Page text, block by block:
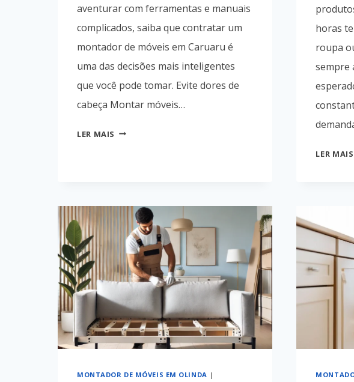
aventurar com ferramentas e manuais
complicados, saiba que contratar um
montador de móveis em Caruaru é
uma das decisões mais inteligentes
que você pode tomar. Evite dores de
cabeça Montar móveis…
LER MAIS DICAS
MONTADOR
MÓVEIS
EM
CARUARU
COM
SEGURANÇA
horas
roupa
sempre
LER MAIS
MONTADOR DE MÓVEIS EM OLINDA |